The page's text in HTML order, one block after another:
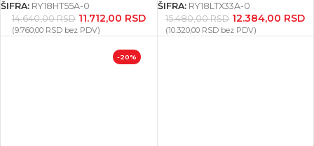
ŠIFRA: RY18HT55A-0
14.640,00RSD 11.712,00 RSD
(9.760,00 RSDbez PDV)
ŠIFRA: RY18LTX33A-0
15.480,00RSD 12.384,00 RSD
(10.320,00 RSD bez PDV)
-20%